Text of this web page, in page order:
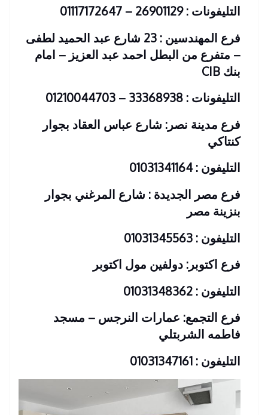
التليفونات : 26901129 – 01117172647
فرع المهندسين : 23 شارع عبد الحميد لطفى
– متفرع من البطل احمد عبد العزيز – امام
بنك CIB
التليفونات : 33368938 – 01210044703
فرع مدينة نصر: شارع عباس العقاد بجوار
كنتاكي
التليفون : 01031341164
فرع مصر الجديدة : شارع المرغني بجوار
بنزينة مصر
التليفون : 01031345563
فرع اكتوبر: دولفين مول اكتوبر
التليفون : 01031348362
فرع التجمع: عمارات النرجس – مسجد
فاطمه الشربتلي
التليفون : 01031347161